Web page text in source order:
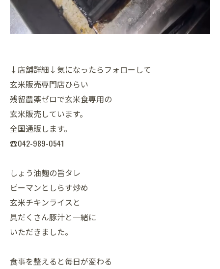
↓店舗詳細↓気になったらフォローして
玄米販売専門店ひらい
残留農薬ゼロで玄米食専用の
玄米販売しています。
全国通販します。
☎042-989-0541
しょう油麹の旨タレ
ピーマンとしらす炒め
玄米チキンライスと
具だくさん豚汁と一緒に
いただきました。
食事を整えると毎日が変わる